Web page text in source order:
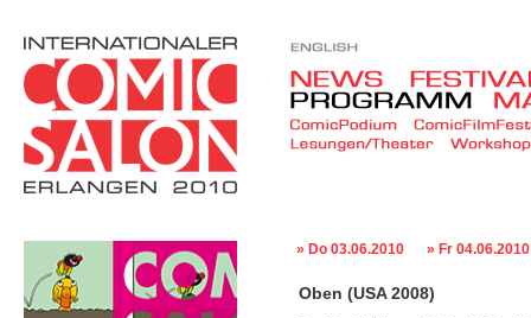
» Do 03.06.2010 » Fr 04.06.2010
Oben (USA 2008)